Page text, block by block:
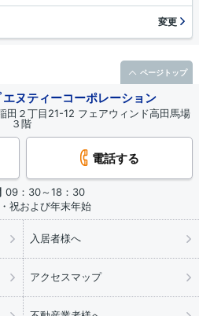
変更
ヌティーコーポレーション
田２丁目21-12 フェアウィンド高田馬場
３階
電話する
09：30～18：30
祝および年末年始
入居者様へ
アクセスマップ
ページトップ